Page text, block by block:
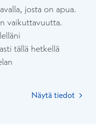
josta on apua.
vaikuttavuutta.
tällä hetkellä
Näytä tiedot